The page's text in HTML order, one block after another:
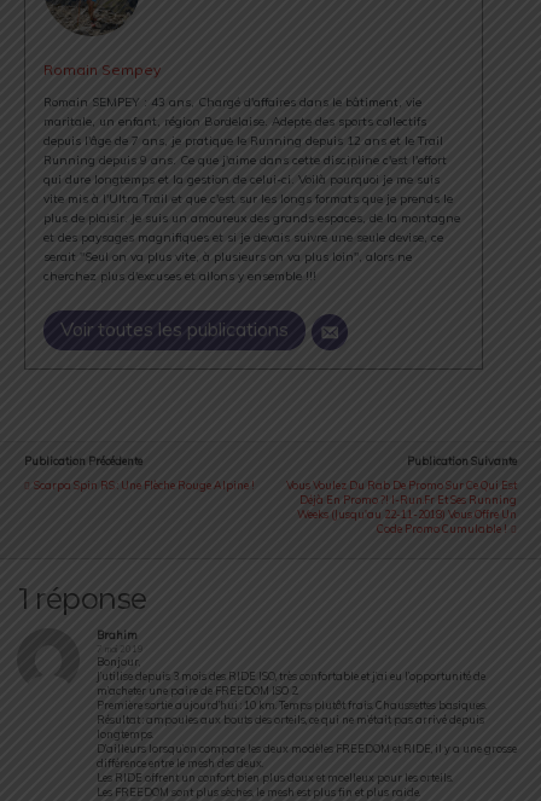
Romain Sempey
Romain SEMPEY : 43 ans, Chargé d'affaires dans le bâtiment, vie
maritale, un enfant, région Bordelaise. Adepte des sports collectifs
depuis l'âge de 7 ans, je pratique le Running depuis 12 ans et le Trail
Running depuis 9 ans. Ce que j'aime dans cette discipline c'est l'effort
qui dure longtemps et la gestion de celui-ci. Voilà pourquoi je me suis
vite mis à l'Ultra Trail et que c'est sur les longs formats que je prends le
plus de plaisir. Je suis un amoureux des grands espaces, de la montagne
et des paysages magnifiques et si je devais suivre une seule devise, ce
serait "Seul on va plus vite, à plusieurs on va plus loin", alors ne
cherchez plus d'excuses et allons y ensemble !!!
Voir toutes les publications
Publication Précédente
Scarpa Spin RS : Une Flèche Rouge Alpine !
Publication Suivante
Vous Voulez Du Rab De Promo Sur Ce Qui Est
Déjà En Promo ?! I-Run.fr Et Ses Running
Weeks (jusqu'au 22-11-2018) Vous Offre Un
Code Promo Cumulable !
1 réponse
Brahim
7 mai 2019
Bonjour,
J’utilise depuis 3 mois des RIDE ISO, très confortable et j’ai eu l’opportunité de
m’acheter une paire de FREEDOM ISO 2.
Première sortie aujourd’hui : 10 km. Temps plutôt frais. Chaussettes basiques.
Résultat : ampoules aux bouts des orteils, ce qui ne m’était pas arrivé depuis
longtemps.
D’ailleurs lorsqu’on compare les deux modèles FREEDOM et RIDE, il y a une grosse
différence entre le mesh des deux.
Les RIDE offrent un confort bien plus doux et moelleux pour les orteils.
Les FREEDOM sont plus sèches, le mesh est plus fin et plus raide.